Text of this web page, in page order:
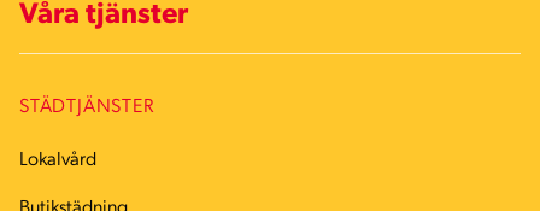
Våra tjänster
STÄDTJÄNSTER
Lokalvård